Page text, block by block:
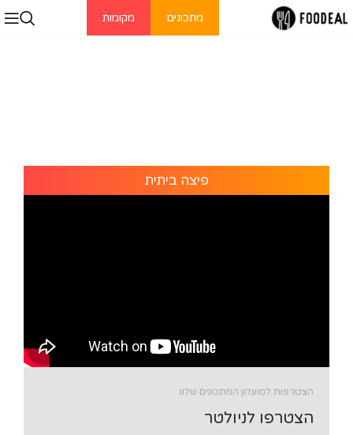
מתכונים מקומות
פיצה ביתית
הצטרפות למועדון המתכונים שלנו
הצטרפו לניולטר